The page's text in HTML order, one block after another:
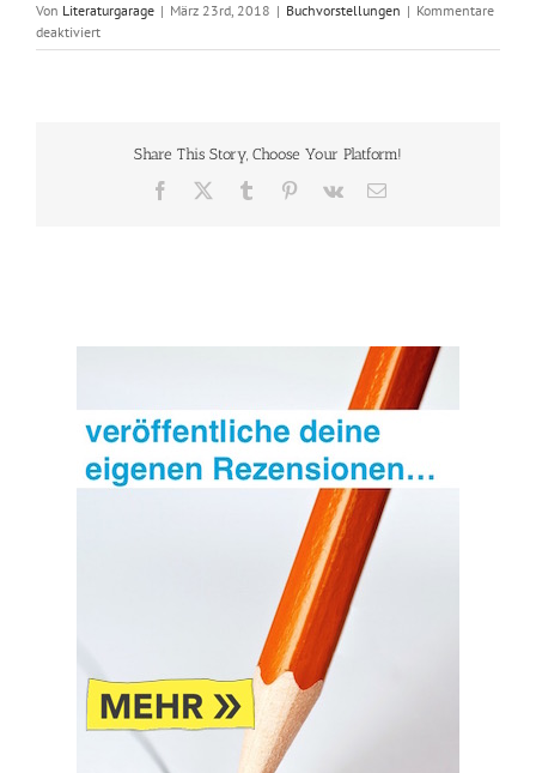
Von Literaturgarage | März 23rd, 2018 | Buchvorstellungen | Kommentare
deaktiviertfür
Cally
Share This Story, Choose Your Platform!
Facebook Tumblr Pinterest
Vk
E-